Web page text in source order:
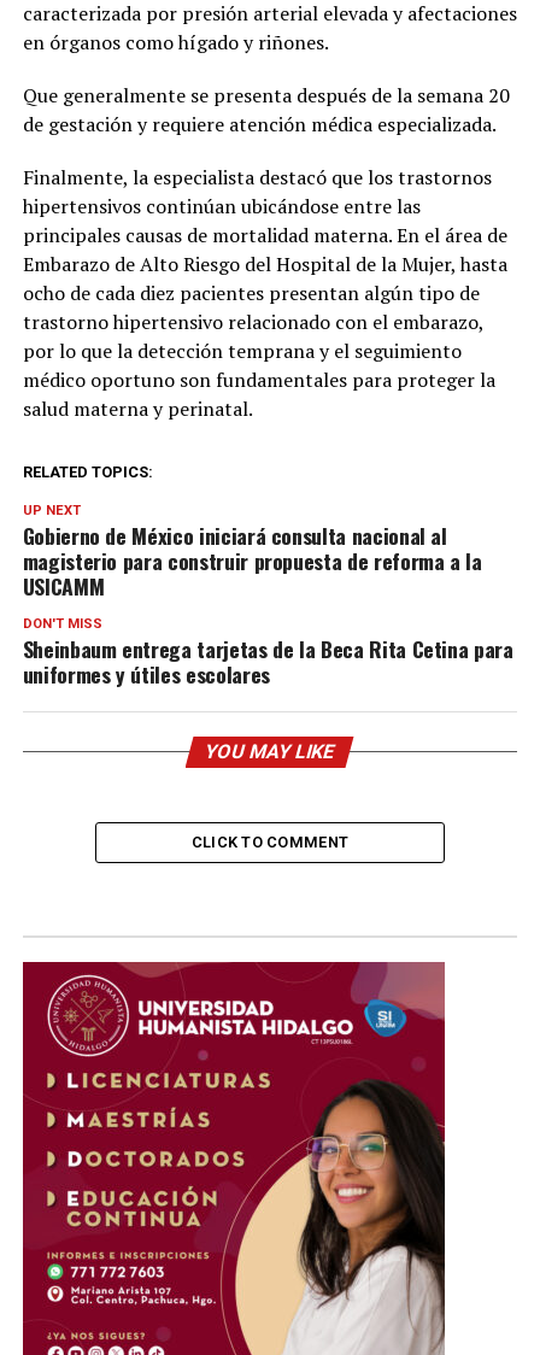
caracterizada por presión arterial elevada y afectaciones
en órganos como hígado y riñones.
Que generalmente se presenta después de la semana 20
de gestación y requiere atención médica especializada.
Finalmente, la especialista destacó que los trastornos
hipertensivos continúan ubicándose entre las
principales causas de mortalidad materna. En el área de
Embarazo de Alto Riesgo del Hospital de la Mujer, hasta
ocho de cada diez pacientes presentan algún tipo de
trastorno hipertensivo relacionado con el embarazo,
por lo que la detección temprana y el seguimiento
médico oportuno son fundamentales para proteger la
salud materna y perinatal.
RELATED TOPICS:
UP NEXT
Gobierno de México iniciará consulta nacional al
magisterio para construir propuesta de reforma a la
USICAMM
DON'T MISS
Sheinbaum entrega tarjetas de la Beca Rita Cetina para
uniformes y útiles escolares
YOU MAY LIKE
CLICK TO COMMENT